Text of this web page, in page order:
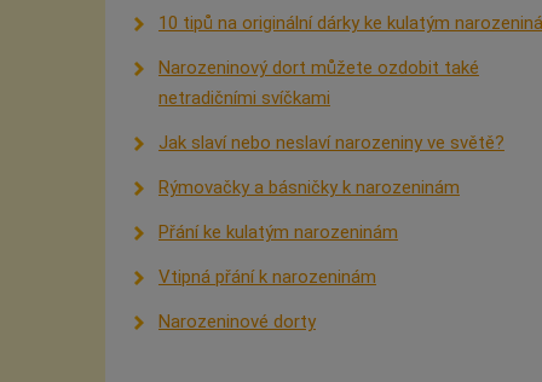
10 tipů na originální dárky ke kulatým
Narozeninový dort můžete ozdobit také
netradičními svíčkami
Jak slaví nebo neslaví narozeniny ve světě?
Rýmovačky a básničky k narozeninám
Přání ke kulatým narozeninám
Vtipná přání k narozeninám
Narozeninové dorty